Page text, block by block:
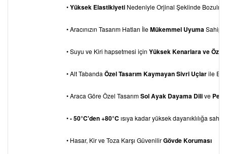
•Yüksek Elastikiyeti Nedeniyle Orjinal Şeklinde
• Aracınızın Tasarım Hatları İleMükemmel UyumaSahiptir
• Suyu ve Kiri hapsetmesi için Yüksek Kenarlara ve Özel
• Alt Tabanda Özel Tasarım Kaymayan Sivri Uçlarile
• Araca Göre Özel TasarımSol Ayak Dayama Dilive
•- 50°C'den +80°C ısıya kadar yüksek dayanıklılığa
• Hasar, Kir ve Toza Karşı GüvenilirGövde Koruması